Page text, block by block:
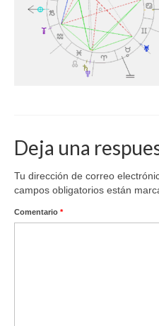
Deja una
Tu dirección de correo
campos obligatorios están
Comentario *